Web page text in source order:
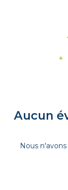
Aucun
Nous